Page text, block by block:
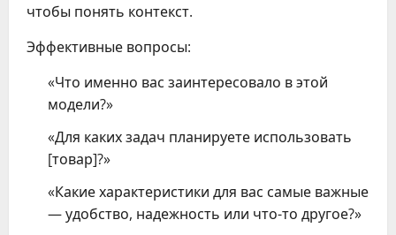
чтобы понять контекст.
Эффективные вопросы:
«Что именно вас заинтересовало в этой
модели?»
«Для каких задач планируете использовать
[товар]?»
«Какие характеристики для вас самые важные
— удобство, надежность или что-то другое?»